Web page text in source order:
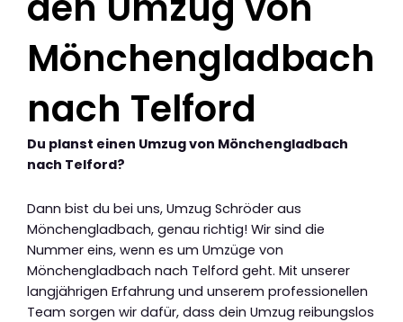
Mönchengladbach
nach Telford
Du planst einen Umzug von Mönchengladbach
nach Telford?
Dann bist du bei uns, Umzug Schröder aus
Mönchengladbach, genau richtig! Wir sind die
Nummer eins, wenn es um Umzüge von
Mönchengladbach nach Telford geht. Mit unserer
langjährigen Erfahrung und unserem professionellen
Team sorgen wir dafür, dass dein Umzug reibungslos